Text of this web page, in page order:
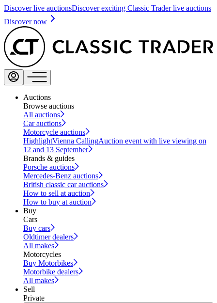
Discover live auctionsDiscover exciting Classic Trader live auctions
Discover now
Auctions
Browse auctions
All auctions
Car auctions
Motorcycle auctions
HighlightVienna CallingAuction event with live viewing on
12 and 13 September
Brands & guides
Porsche auctions
Mercedes-Benz auctions
British classic car auctions
How to sell at auction
How to buy at auction
Buy
Cars
Buy cars
Oldtimer dealers
All makes
Motorcycles
Buy Motorbikes
Motorbike dealers
All makes
Sell
Private